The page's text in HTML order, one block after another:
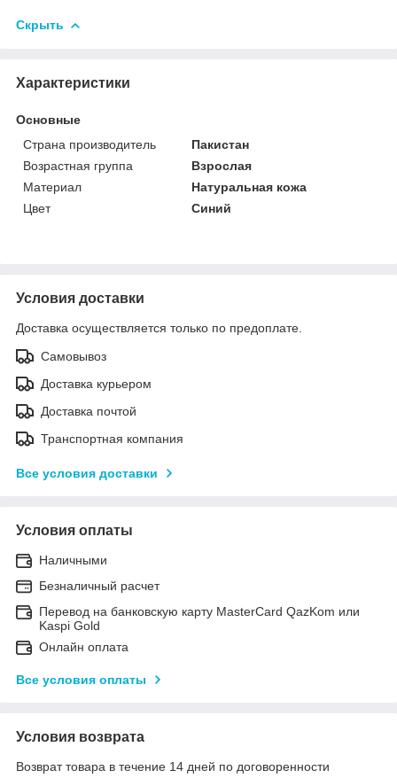
Скрыть
Характеристики
Основные
Страна производитель
Пакистан
Возрастная группа
Взрослая
Материал
Натуральная кожа
Цвет
Синий
Условия доставки
Доставка осуществляется только по предоплате.
Самовывоз
Доставка курьером
Доставка почтой
Транспортная компания
Все условия доставки
Условия оплаты
Наличными
Безналичный расчет
Перевод на банковскую карту MasterCard QazKom или
Kaspi Gold
Онлайн оплата
Все условия оплаты
Условия возврата
Возврат товара в течение 14 дней по договоренности